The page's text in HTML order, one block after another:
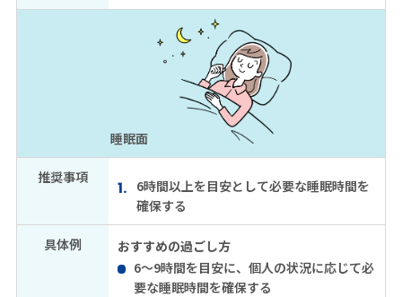
睡眠面
推奨事項
6時間以上を目安として必要な睡眠時間を
確保する
具体例
おすすめの過ごし方
6～9時間を目安に、個人の状況に応じて必
要な睡眠時間を確保する